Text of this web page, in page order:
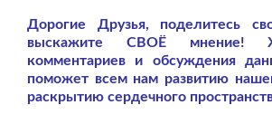
Дорогие Друзья, поделитесь
выскажите СВОЁ мнение!
комментариев и обсуждения
поможет всем нам развитию
раскрытию сердечного